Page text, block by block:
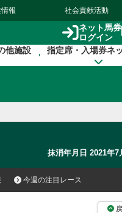
報 社会貢献活動
ネット馬券
ログイン
他施設 指定席・入場券ネ
抹消年月日 2021年7
今週の注目レース